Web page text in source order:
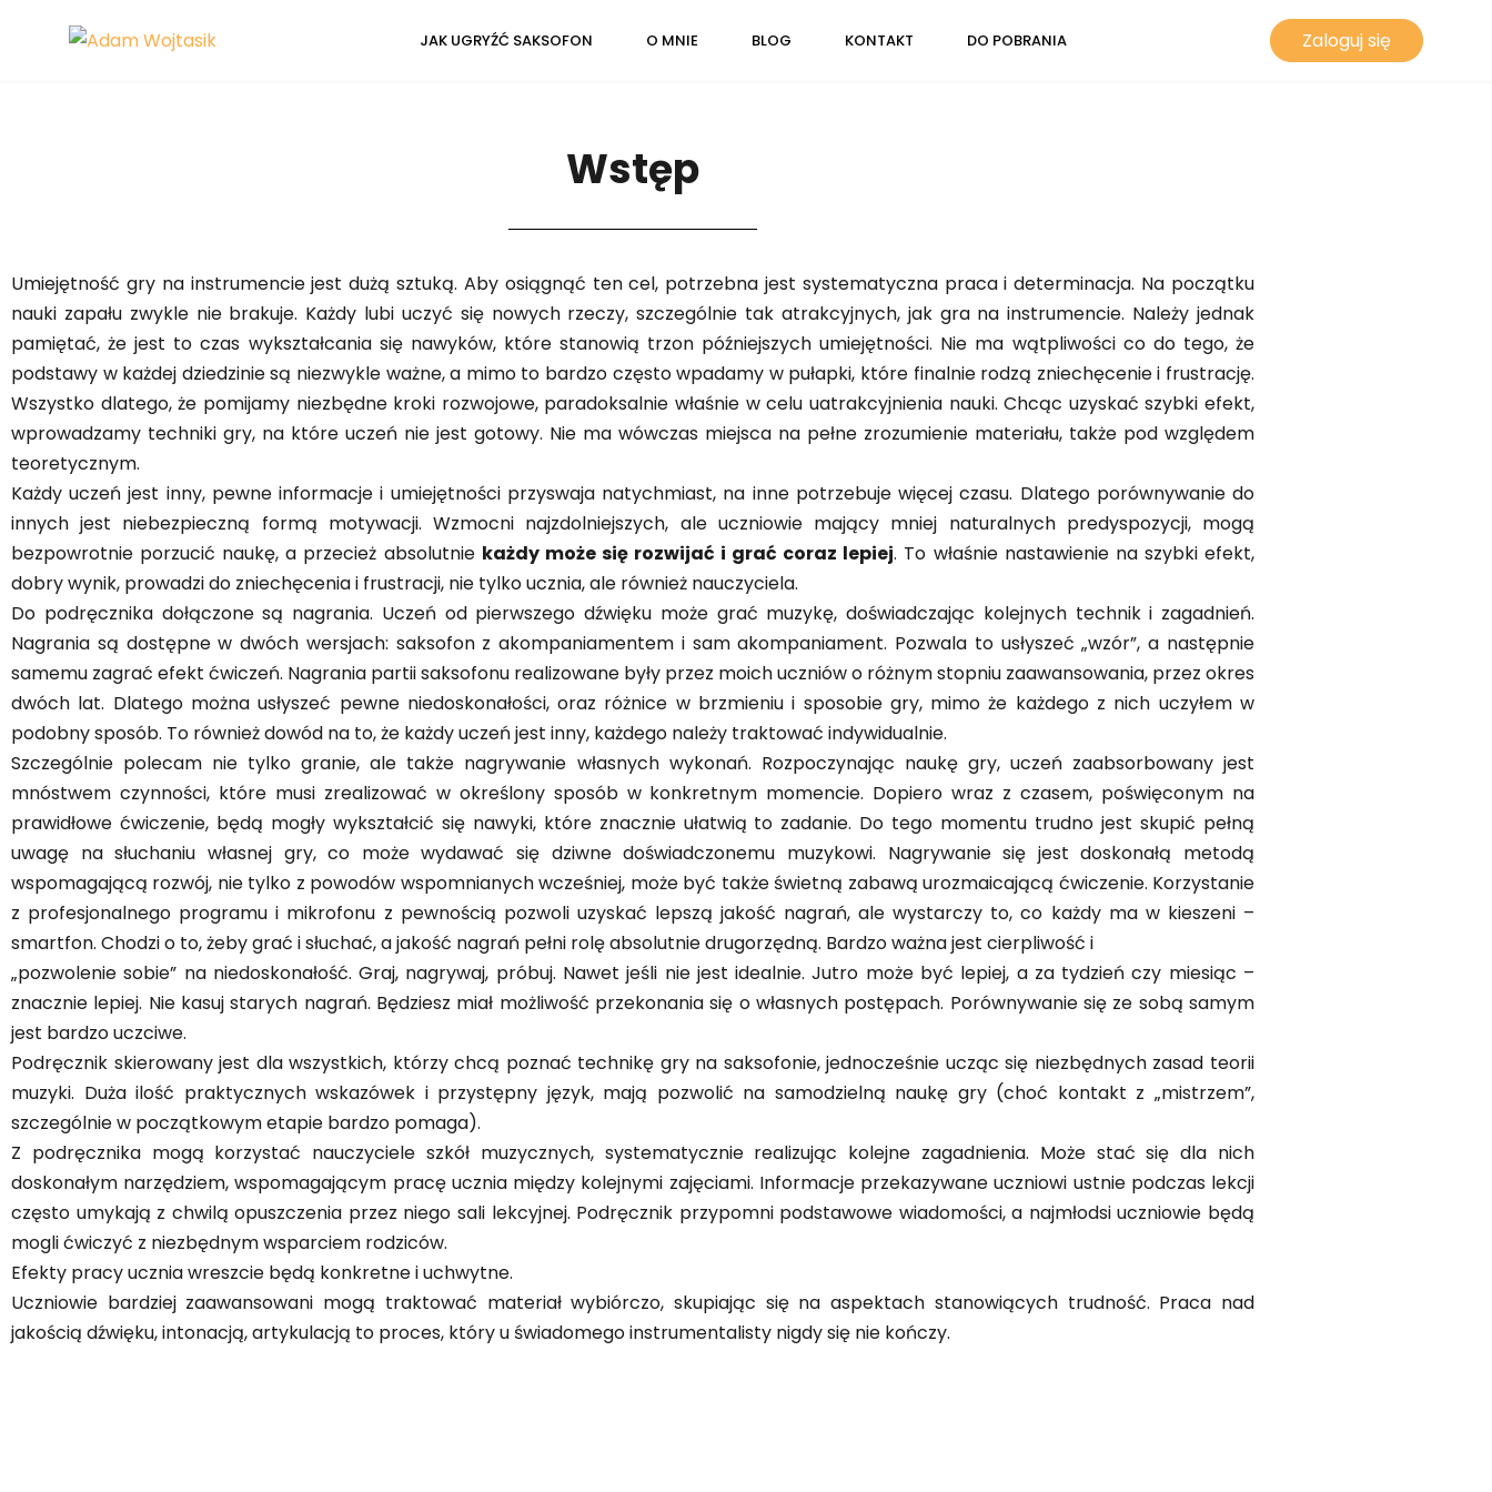
JAK UGRYŹĆ SAKSOFON O MNIE BLOG KONTAKT DO POBRANIA Zaloguj się
Wstęp
Umiejętność gry na instrumencie jest dużą sztuką. Aby osiągnąć ten cel, potrzebna jest systematyczna praca i determinacja. Na początku
nauki zapału zwykle nie brakuje. Każdy lubi uczyć się nowych rzeczy, szczególnie tak atrakcyjnych, jak gra na instrumencie. Należy jednak
pamiętać, że jest to czas wykształcania się nawyków, które stanowią trzon późniejszych umiejętności. Nie ma wątpliwości co do tego, że
podstawy w każdej dziedzinie są niezwykle ważne, a mimo to bardzo często wpadamy w pułapki, które finalnie rodzą zniechęcenie i frustrację.
Wszystko dlatego, że pomijamy niezbędne kroki rozwojowe, paradoksalnie właśnie w celu uatrakcyjnienia nauki. Chcąc uzyskać szybki efekt,
wprowadzamy techniki gry, na które uczeń nie jest gotowy. Nie ma wówczas miejsca na pełne zrozumienie materiału, także pod względem
teoretycznym.
Każdy uczeń jest inny, pewne informacje i umiejętności przyswaja natychmiast, na inne potrzebuje więcej czasu. Dlatego porównywanie do
innych jest niebezpieczną formą motywacji. Wzmocni najzdolniejszych, ale uczniowie mający mniej naturalnych predyspozycji, mogą
bezpowrotnie porzucić naukę, a przecież absolutnie każdy może się rozwijać i grać coraz lepiej. To właśnie nastawienie na szybki efekt,
dobry wynik, prowadzi do zniechęcenia i frustracji, nie tylko ucznia, ale również nauczyciela.
Do podręcznika dołączone są nagrania. Uczeń od pierwszego dźwięku może grać muzykę, doświadczając kolejnych technik i zagadnień.
Nagrania są dostępne w dwóch wersjach: saksofon z akompaniamentem i sam akompaniament. Pozwala to usłyszeć „wzór”, a następnie
samemu zagrać efekt ćwiczeń. Nagrania partii saksofonu realizowane były przez moich uczniów o różnym stopniu zaawansowania, przez okres
dwóch lat. Dlatego można usłyszeć pewne niedoskonałości, oraz różnice w brzmieniu i sposobie gry, mimo że każdego z nich uczyłem w
podobny sposób. To również dowód na to, że każdy uczeń jest inny, każdego należy traktować indywidualnie.
Szczególnie polecam nie tylko granie, ale także nagrywanie własnych wykonań. Rozpoczynając naukę gry, uczeń zaabsorbowany jest
mnóstwem czynności, które musi zrealizować w określony sposób w konkretnym momencie. Dopiero wraz z czasem, poświęconym na
prawidłowe ćwiczenie, będą mogły wykształcić się nawyki, które znacznie ułatwią to zadanie. Do tego momentu trudno jest skupić pełną
uwagę na słuchaniu własnej gry, co może wydawać się dziwne doświadczonemu muzykowi. Nagrywanie się jest doskonałą metodą
wspomagającą rozwój, nie tylko z powodów wspomnianych wcześniej, może być także świetną zabawą urozmaicającą ćwiczenie. Korzystanie
z profesjonalnego programu i mikrofonu z pewnością pozwoli uzyskać lepszą jakość nagrań, ale wystarczy to, co każdy ma w kieszeni –
smartfon. Chodzi o to, żeby grać i słuchać, a jakość nagrań pełni rolę absolutnie drugorzędną. Bardzo ważna jest cierpliwość i
„pozwolenie sobie” na niedoskonałość. Graj, nagrywaj, próbuj. Nawet jeśli nie jest idealnie. Jutro może być lepiej, a za tydzień czy miesiąc –
znacznie lepiej. Nie kasuj starych nagrań. Będziesz miał możliwość przekonania się o własnych postępach. Porównywanie się ze sobą samym
jest bardzo uczciwe.
Podręcznik skierowany jest dla wszystkich, którzy chcą poznać technikę gry na saksofonie, jednocześnie ucząc się niezbędnych zasad teorii
muzyki. Duża ilość praktycznych wskazówek i przystępny język, mają pozwolić na samodzielną naukę gry (choć kontakt z „mistrzem”,
szczególnie w początkowym etapie bardzo pomaga).
Z podręcznika mogą korzystać nauczyciele szkół muzycznych, systematycznie realizując kolejne zagadnienia. Może stać się dla nich
doskonałym narzędziem, wspomagającym pracę ucznia między kolejnymi zajęciami. Informacje przekazywane uczniowi ustnie podczas lekcji
często umykają z chwilą opuszczenia przez niego sali lekcyjnej. Podręcznik przypomni podstawowe wiadomości, a najmłodsi uczniowie będą
mogli ćwiczyć z niezbędnym wsparciem rodziców.
Efekty pracy ucznia wreszcie będą konkretne i uchwytne.
Uczniowie bardziej zaawansowani mogą traktować materiał wybiórczo, skupiając się na aspektach stanowiących trudność. Praca nad
jakością dźwięku, intonacją, artykulacją to proces, który u świadomego instrumentalisty nigdy się nie kończy.